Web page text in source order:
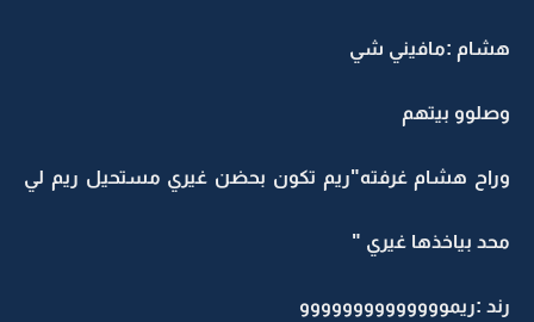
هشام :مافيني شي
وصلوو بيتهم
وراح هشام غرفته"ريم تكون بحضن غيري مستحيل ريم لي
محد بياخذها غيري "
رند :ريموووووووووووووو